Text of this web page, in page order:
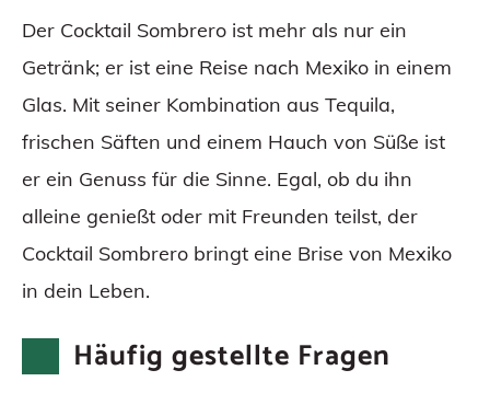
Der Cocktail Sombrero ist mehr als nur ein
Getränk; er ist eine Reise nach Mexiko in einem
Glas. Mit seiner Kombination aus Tequila,
frischen Säften und einem Hauch von Süße ist
er ein Genuss für die Sinne. Egal, ob du ihn
alleine genießt oder mit Freunden teilst, der
Cocktail Sombrero bringt eine Brise von Mexiko
in dein Leben.
Häufig gestellte Fragen